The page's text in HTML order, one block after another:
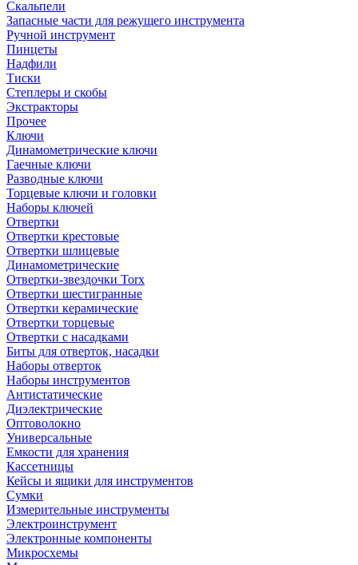
Скальпели
Запасные части для режущего инструмента
Ручной инструмент
Пинцеты
Надфили
Тиски
Степлеры и скобы
Экстракторы
Прочее
Ключи
Динамометрические ключи
Гаечные ключи
Разводные ключи
Торцевые ключи и головки
Наборы ключей
Отвертки
Отвертки крестовые
Отвертки шлицевые
Динамометрические
Отвертки-звездочки Torx
Отвертки шестигранные
Отвертки керамические
Отвертки торцевые
Отвертки с насадками
Биты для отверток, насадки
Наборы отверток
Наборы инструментов
Антистатические
Диэлектрические
Оптоволокно
Универсальные
Емкости для хранения
Кассетницы
Кейсы и ящики для инструментов
Сумки
Измерительные инструменты
Электроинструмент
Электронные компоненты
Микросхемы